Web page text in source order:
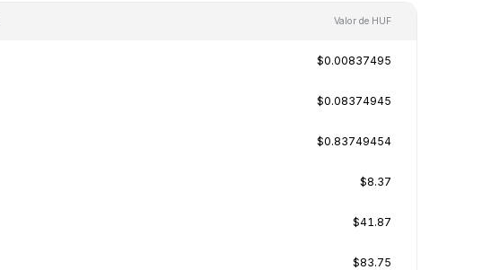
Valor de HUF
$0.00837495
$0.08374945
$0.83749454
$8.37
$41.87
$83.75